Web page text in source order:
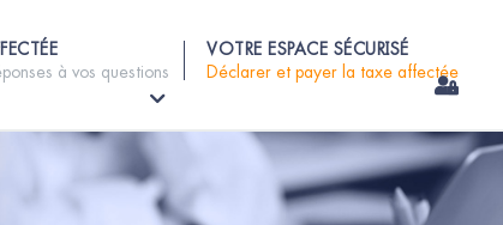
à vos questions
VOTRE ESPACE SÉCURISÉ
Déclarer et payer la taxe affectée